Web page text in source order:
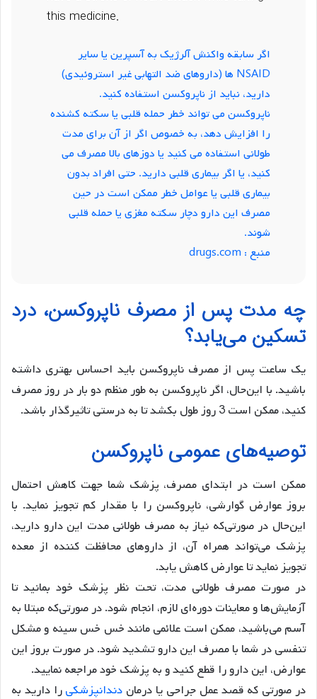
this medicine.
اگر سابقه واکنش آلرژیک به آسپرین یا سایر
NSAID ها (داروهای ضد التهابی غیر استروئیدی)
دارید، نباید از ناپروکسن استفاده کنید.
ناپروکسن می تواند خطر حمله قلبی یا سکته کشنده
را افزایش دهد، به خصوص اگر از آن برای مدت
طولانی استفاده می کنید یا دوزهای بالا مصرف می
کنید، یا اگر بیماری قلبی دارید. حتی افراد بدون
بیماری قلبی یا عوامل خطر ممکن است در حین
مصرف این دارو دچار سکته مغزی یا حمله قلبی
شوند.
منبع : drugs.com
چه مدت پس از مصرف ناپروکسن، درد
تسکین می‌یابد؟
یک ساعت پس از مصرف ناپروکسن باید احساس بهتری داشته
باشید. با این‌حال، اگر ناپروکسن به طور منظم دو بار در روز مصرف
کنید، ممکن است 3 روز طول بکشد تا به درستی تاثیرگذار باشد.
توصیه‌های عمومی ناپروکسن
ممکن است در ابتدای مصرف، پزشک شما جهت کاهش احتمال
بروز عوارض گوارشی، ناپروکسن را با مقدار کم تجویز نماید. با
این‌حال در صورتی‌که نیاز به مصرف طولانی مدت این دارو دارید،
پزشک می‌تواند همراه آن، از داروهای محافظت کننده از معده
تجویز نماید تا عوارض کاهش یابد.
در صورت مصرف طولانی مدت، تحت نظر پزشک خود بمانید تا
آزمایش‌ها و معاینات دوره‌ای لازم، انجام شود. در صورتی‌که مبتلا به
آسم می‌باشید، ممکن است علائمی مانند خس خس سینه و مشکل
تنفسی در شما با مصرف این دارو تشدید شود. در صورت بروز این
عوارض، این دارو را قطع کنید و به پزشک خود مراجعه نمایید.
دندانپزشکیرا دارید به